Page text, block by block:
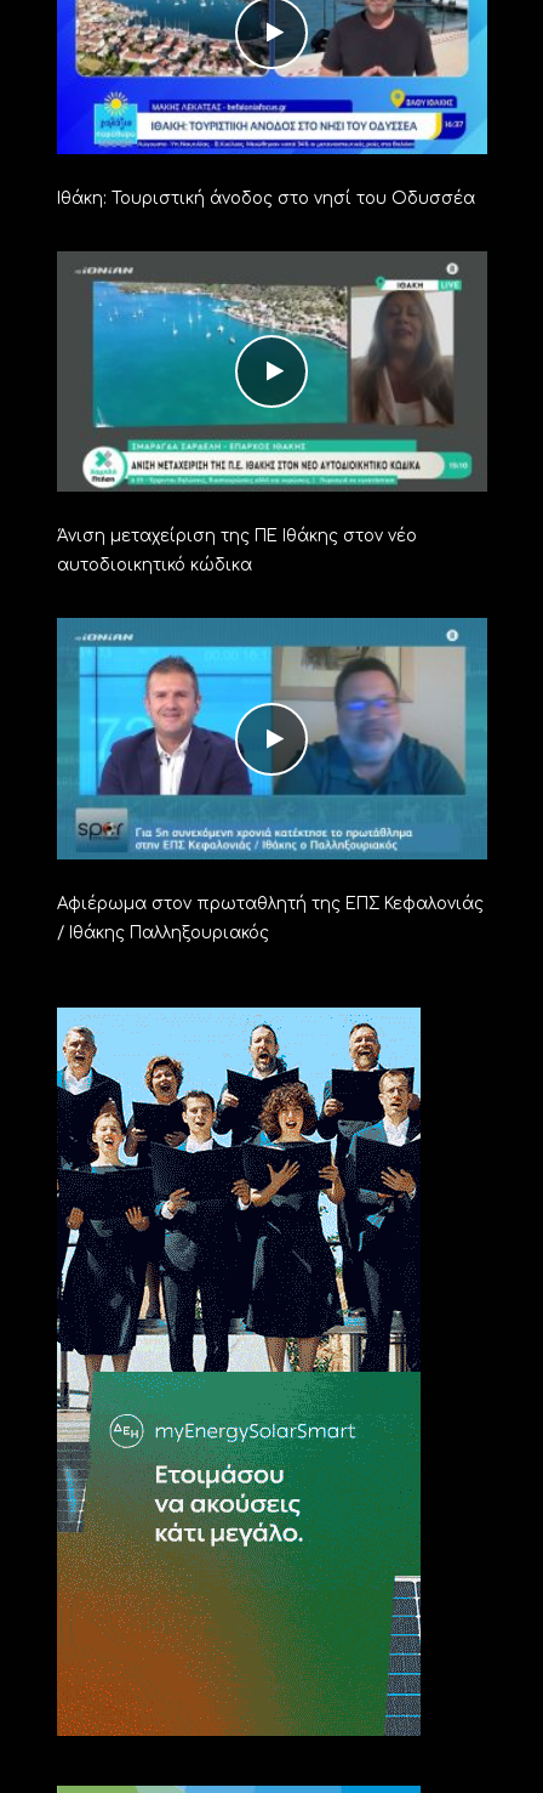
Ιθάκη: Τουριστική άνοδος στο νησί του Οδυσσέα
Άνιση μεταχείριση της ΠΕ Ιθάκης στον νέο
αυτοδιοικητικό κώδικα
Αφιέρωμα στον πρωταθλητή της ΕΠΣ Κεφαλονιάς
/ Ιθάκης Παλληξουριακός